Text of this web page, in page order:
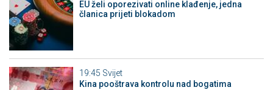
EU želi oporezivati online klađenje, jedna
članica prijeti blokadom
19:45 Svijet
Kina pooštrava kontrolu nad bogatima